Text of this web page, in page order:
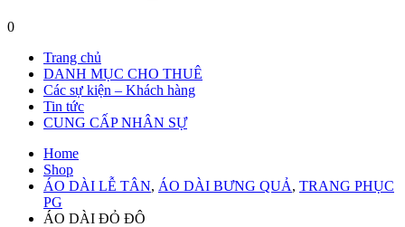
0
Trang chủ
DANH MỤC CHO THUÊ
Các sự kiện – Khách hàng
Tin tức
CUNG CẤP NHÂN SỰ
Home
Shop
ÁO DÀI LỄ TÂN, ÁO DÀI BƯNG QUẢ, TRANG PHỤC
PG
ÁO DÀI ĐỎ ĐÔ